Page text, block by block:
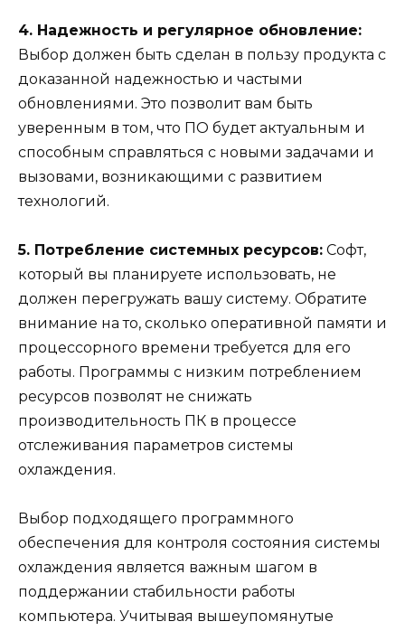
4. Надежность и регулярное обновление:
Выбор должен быть сделан в пользу продукта с
доказанной надежностью и частыми
обновлениями. Это позволит вам быть
уверенным в том, что ПО будет актуальным и
способным справляться с новыми задачами и
вызовами, возникающими с развитием
технологий.
5. Потребление системных ресурсов: Софт,
который вы планируете использовать, не
должен перегружать вашу систему. Обратите
внимание на то, сколько оперативной памяти и
процессорного времени требуется для его
работы. Программы с низким потреблением
ресурсов позволят не снижать
производительность ПК в процессе
отслеживания параметров системы
охлаждения.
Выбор подходящего программного
обеспечения для контроля состояния системы
охлаждения является важным шагом в
поддержании стабильности работы
компьютера. Учитывая вышеупомянутые